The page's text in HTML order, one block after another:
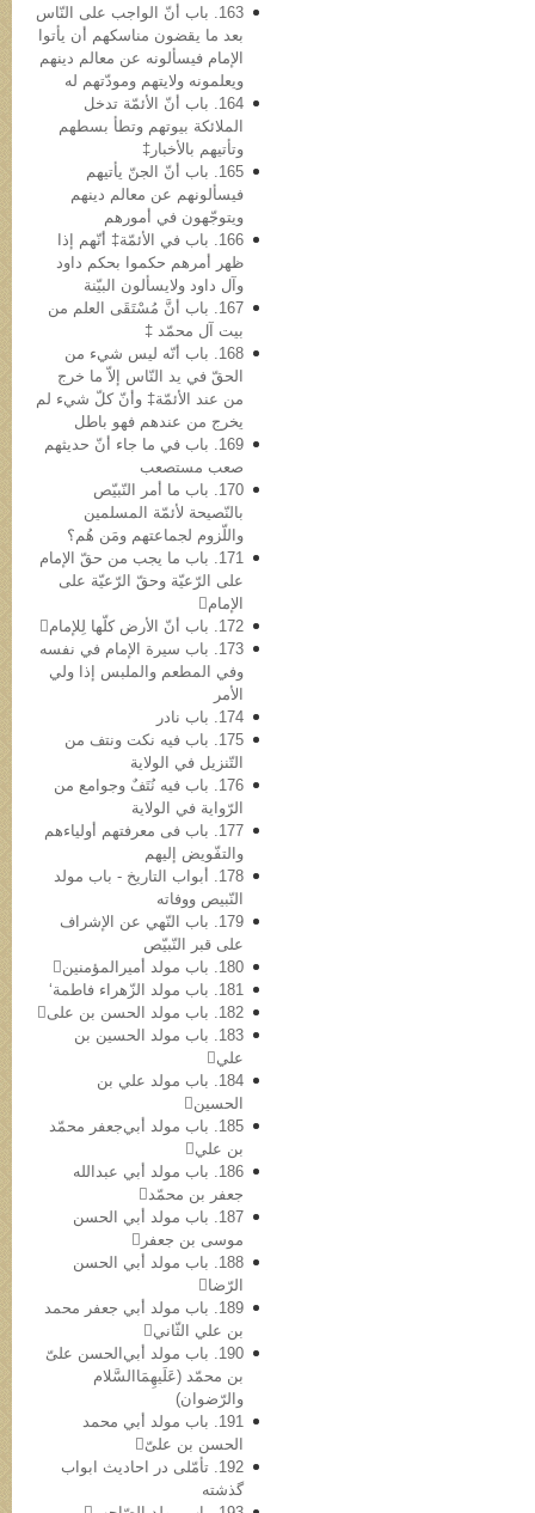
163. باب أنّ الواجب علی النّاس
بعد ما یقضون مناسکهم أن یأتوا
الإمام فیسألونه عن معالم دینهم
ویعلمونه ولایتهم ومودّتهم له
164. باب أنّ الأئمّة تدخل
الملائکة بیوتهم وتطأ بسطهم
وتأتیهم بالأخبار‡
165. باب أنّ الجنّ یأتیهم
فیسألونهم عن معالم دینهم
ویتوجّهون في أمورهم
166. باب في الأئمّة‡ أنّهم إذا
ظهر أمرهم حکموا بحکم داود
وآل داود ولایسألون البیّنة
167. باب أنَّ مُسْتَقَی العلم من
بیت آل محمّد ‡
168. باب أنّه لیس شيء من
الحقّ في ید النّاس إلاّ ما خرج
من عند الأئمّة‡ وأنّ کلّ شيء لم
یخرج من عندهم فهو باطل
169. باب في ما جاء أنّ حدیثهم
صعب مستصعب
170. باب ما أمر النّبيّص
بالنّصیحة لأئمّة المسلمین
واللّزوم لجماعتهم ومَن هُم؟
171. باب ما یجب من حقّ الإمام
علی الرّعیّة وحقّ الرّعیّة علی
الإمام
172. باب أنّ الأرض کلّها لِلإمام
173. باب سیرة الإمام في نفسه
وفي المطعم والملبس إذا ولي
الأمر
174. باب نادر
175. باب فیه نکت ونتف من
التّنزیل في الولایة
176. باب فیه نُتَفٌ وجوامع من
الرّوایة في الولایة
177. باب فی معرفتهم أولیاءهم
والتفّویض إلیهم
178. أبواب التاریخ - باب مولد
النّبيص ووفاته
179. باب النّهي عن الإشراف
علی قبر النّبيّص
180. باب مولد أمیرالمؤمنین
181. باب مولد الزّهراء فاطمة‘
182. باب مولد الحسن بن علی
183. باب مولد الحسین بن
علي
184. باب مولد علي بن
الحسین
185. باب مولد أبي‌جعفر محمّد
بن علي
186. باب مولد أبي عبدالله
جعفر بن محمّد
187. باب مولد أبي الحسن
موسی بن جعفر
188. باب مولد أبي الحسن
الرّضا
189. باب مولد أبي جعفر محمد
بن علي الثّاني
190. باب مولد أبي‌الحسن علیّ
بن محمّد (عَلَیهِمَاالسَّلام
والرّضوان)
191. باب مولد أبي محمد
الحسن بن علیّ
192. تأمّلی در احادیث ابواب
گذشته